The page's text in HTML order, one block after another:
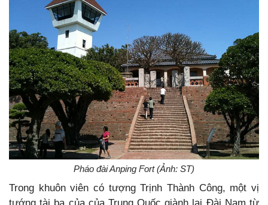
Pháo đài Anping Fort (Ảnh: ST)
Trong khuôn viên có tượng Trịnh Thành Công, một vị